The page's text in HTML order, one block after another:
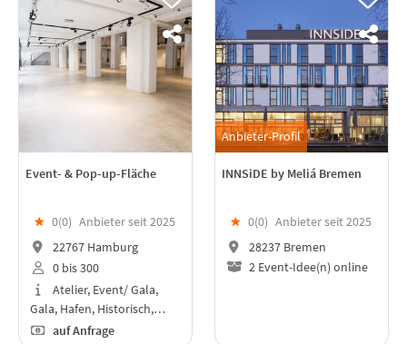
Event- & Pop-up-Fläche
★ 0(0) Anbieter seit 2025
22767 Hamburg
0 bis 300
Atelier, Event/ Gala,
Gala, Hafen, Historisch,…
auf Anfrage
Anbieter-Profil
INNSiDE by Meliá Bremen
★ 0(0) Anbieter seit 2025
28237 Bremen
2 Event-Idee(n) online